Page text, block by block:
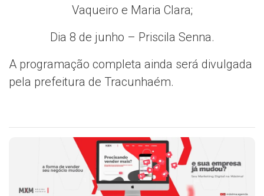
Vaqueiro e Maria Clara;
Dia 8 de junho – Priscila Senna.
A programação completa ainda será divulgada
pela prefeitura de Tracunhaém.